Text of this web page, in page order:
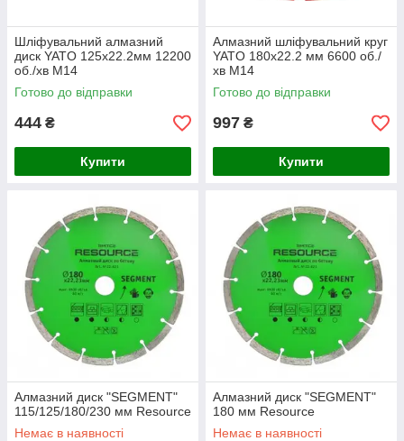
Шліфувальний алмазний
диск YATO 125х22.2мм 12200
об./хв M14
Готово до відправки
444 ₴
Купити
Алмазний шліфувальний круг
YATO 180х22.2 мм 6600 об./
хв M14
Готово до відправки
997 ₴
Купити
Алмазний диск "SEGMENT"
115/125/180/230 мм Resource
Немає в наявності
Алмазний диск "SEGMENT"
180 мм Resource
Немає в наявності